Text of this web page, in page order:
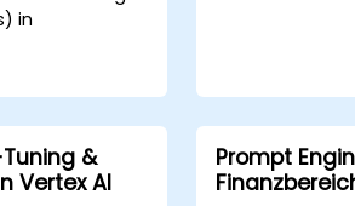
in
&
Vertex AI
Prompt